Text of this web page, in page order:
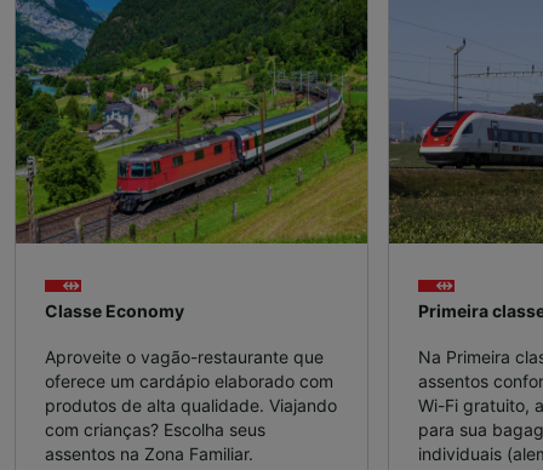
Classe Economy
Aproveite o vagão-restaurante que
oferece um cardápio elaborado com
produtos de alta qualidade. Viajando
com crianças? Escolha seus
assentos na Zona Familiar.
Primeira
Na Primeira
assentos
Wi-Fi gratuito,
para sua
individuais